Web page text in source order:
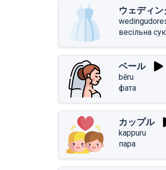
ウェディ
весільна
ベール
bēru
фата
カップル
kappuru
пара